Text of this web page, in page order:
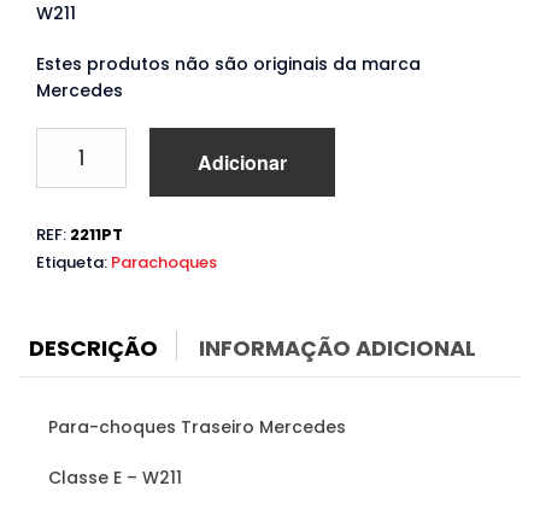
W211
Estes produtos não são originais da marca
Mercedes
Para-
Mercedes
E
a
Adicionar
REF: 2211PT
Etiqueta: Parachoques
DESCRIÇÃO INFORMAÇÃO ADICIONAL
Para-choques Traseiro Mercedes
Classe E – W211